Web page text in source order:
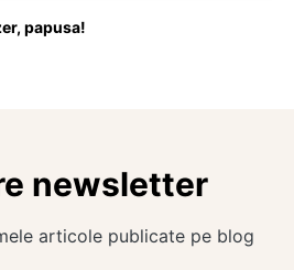
papusa!
newsletter
articole publicate pe blog